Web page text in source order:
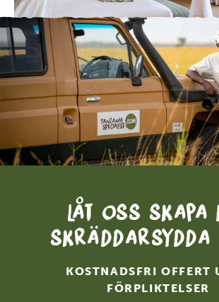
Låt oss skapa
skräddarsydda
KOSTNADSFRI OFFERT
FÖRPLIKTELSER